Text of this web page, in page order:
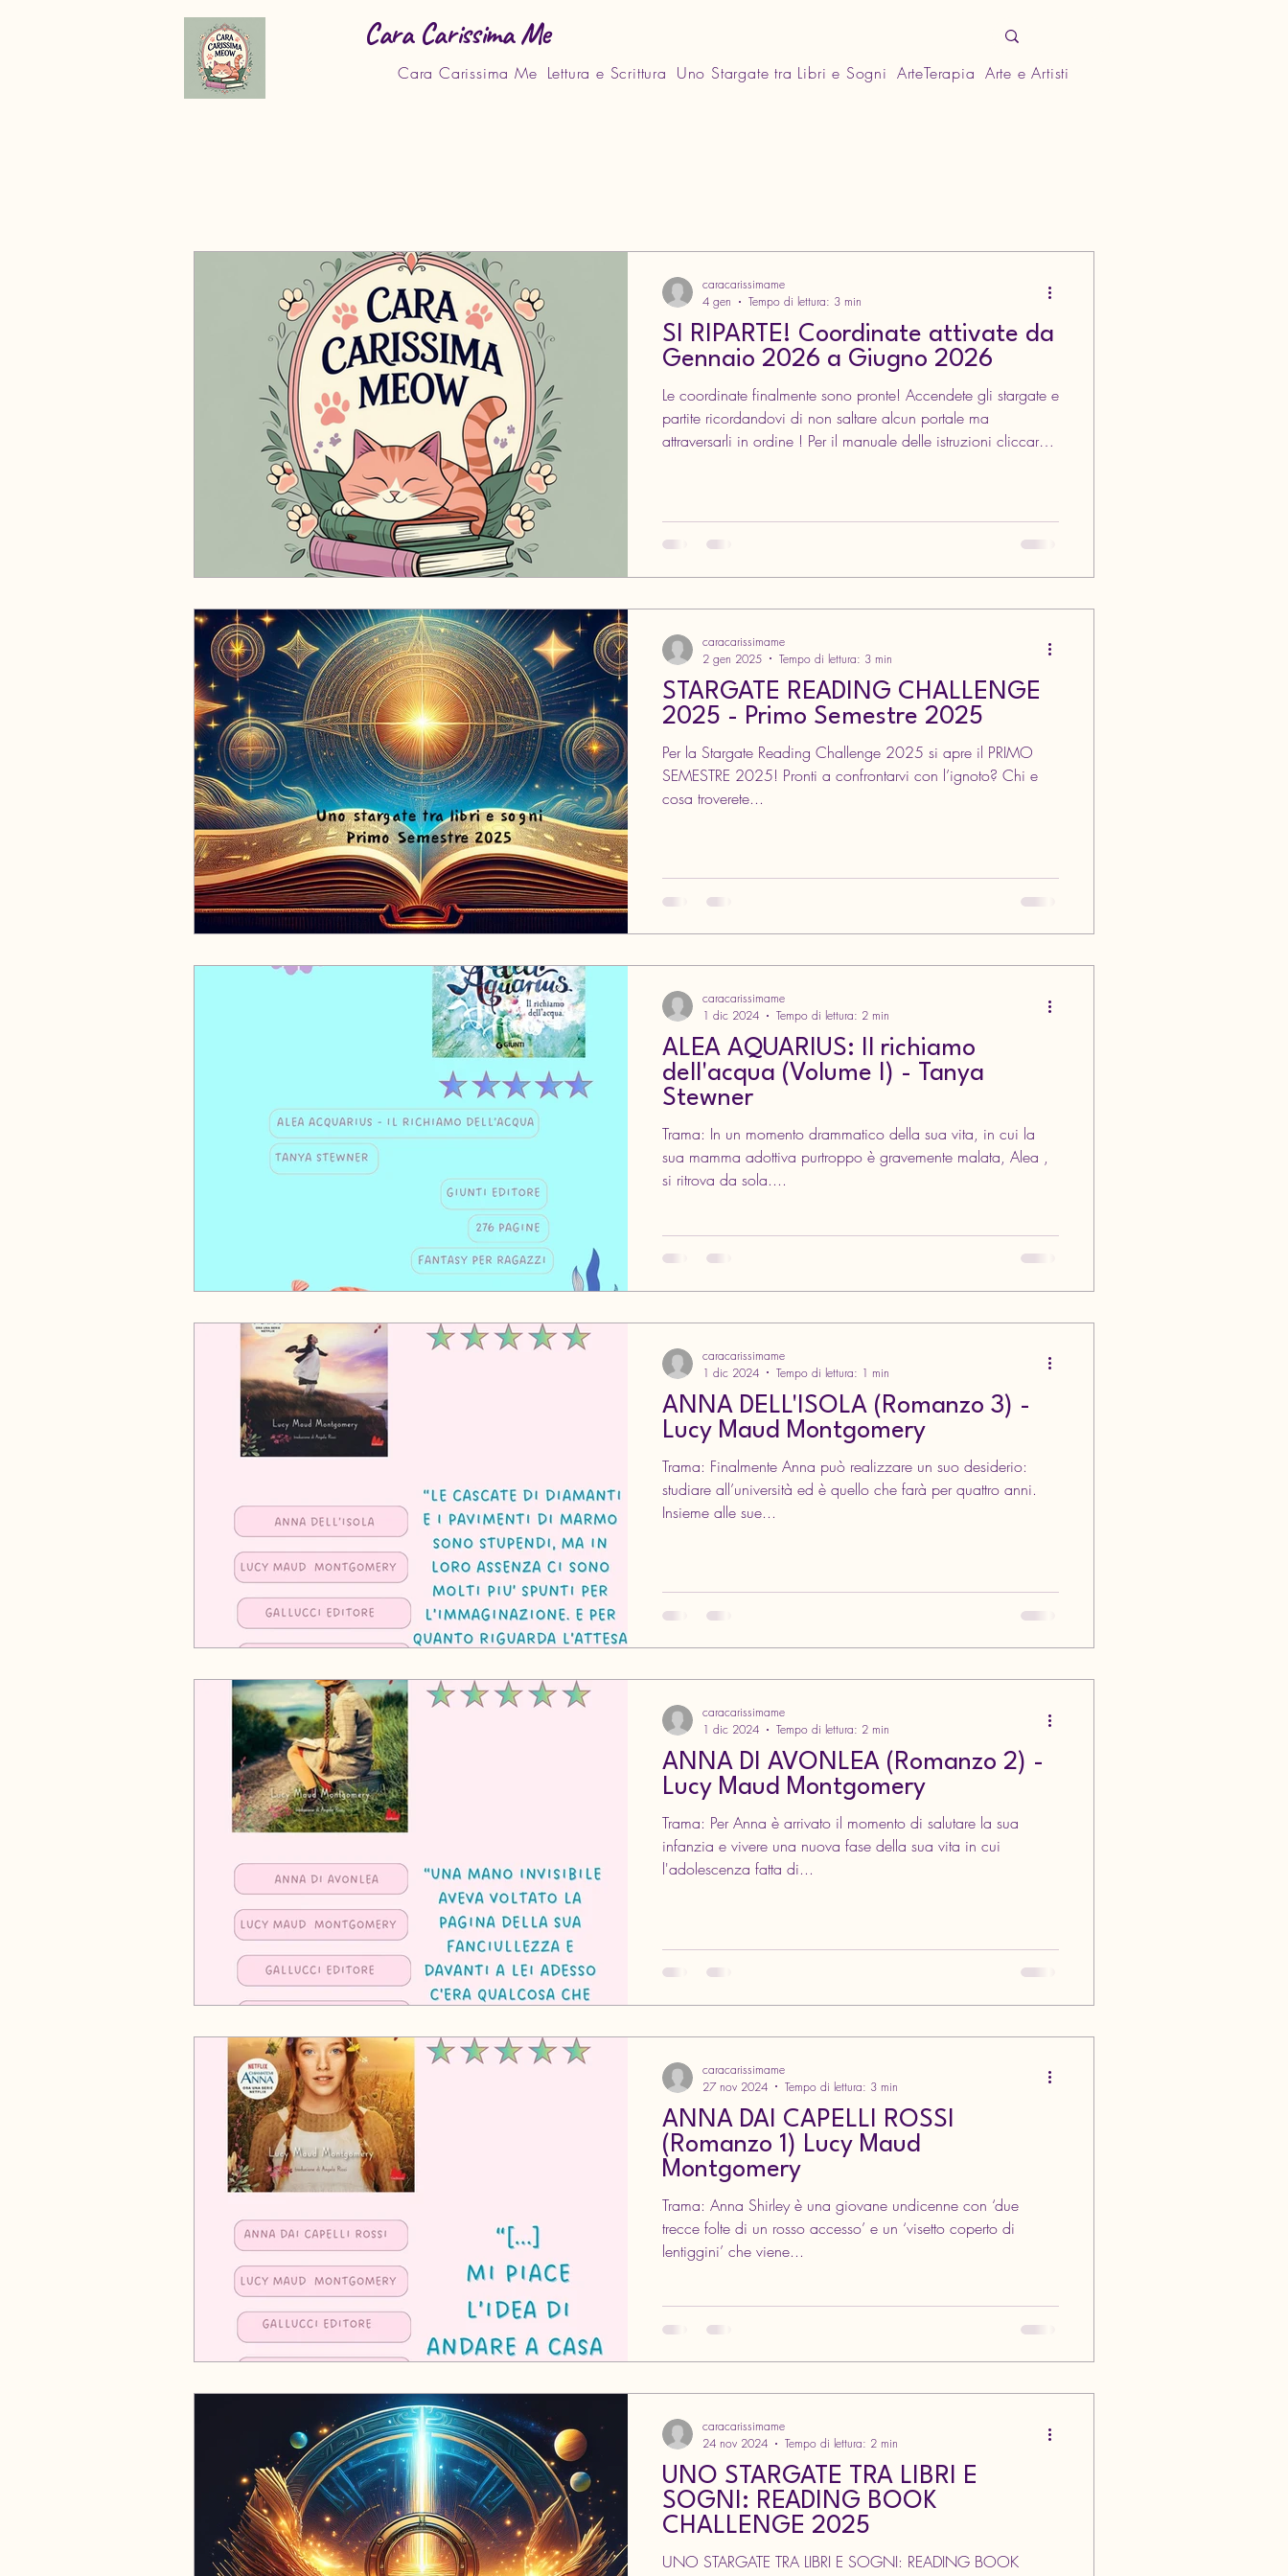
Cara Carissima Me
Cara Carissima Me Lettura e Scrittura Uno Stargate tra Libri e Sogni ArteTerapia Arte e Artisti
SI RIPARTE! Coordinate attivate da
Gennaio 2026 a Giugno 2026
Le coordinate finalmente sono pronte! Accendete gli stargate e
partite ricordandovi di non saltare alcun portale ma
attraversarli in ordine ! Per il manuale delle istruzioni cliccare
viaggiatore. Leggi un libro in cui si faccia riferimento a un
viaggio
caracarissimame
4 gen
Tempo di lettura: 3 min
STARGATE READING CHALLENGE
2025 - Primo Semestre 2025
Per la Stargate Reading Challenge 2025 si apre il PRIMO
SEMESTRE 2025! Pronti a confrontarvi con l’ignoto? Chi e
cosa troverete...
caracarissimame
2 gen 2025
Tempo di lettura: 3 min
ALEA AQUARIUS: Il richiamo
dell'acqua (Volume I) - Tanya
Stewner
Trama: In un momento drammatico della sua vita, in cui la
sua mamma adottiva purtroppo è gravemente malata, Alea ,
si ritrova da sola....
caracarissimame
1 dic 2024
Tempo di lettura: 2 min
ANNA DELL'ISOLA (Romanzo 3) -
Lucy Maud Montgomery
Trama: Finalmente Anna può realizzare un suo desiderio:
studiare all’università ed è quello che farà per quattro anni.
Insieme alle sue...
caracarissimame
1 dic 2024
Tempo di lettura: 1 min
ANNA DI AVONLEA (Romanzo 2) -
Lucy Maud Montgomery
Trama: Per Anna è arrivato il momento di salutare la sua
infanzia e vivere una nuova fase della sua vita in cui
l'adolescenza fatta di...
caracarissimame
1 dic 2024
Tempo di lettura: 2 min
ANNA DAI CAPELLI ROSSI
(Romanzo 1) Lucy Maud
Montgomery
Trama: Anna Shirley è una giovane undicenne con ‘due
trecce folte di un rosso accesso’ e un ‘visetto coperto di
lentiggini’ che viene...
caracarissimame
27 nov 2024
Tempo di lettura: 3 min
UNO STARGATE TRA LIBRI E
SOGNI: READING BOOK
CHALLENGE 2025
UNO STARGATE TRA LIBRI E SOGNI: READING BOOK
caracarissimame
24 nov 2024
Tempo di lettura: 2 min